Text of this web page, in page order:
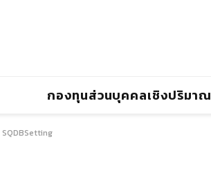
กองทุนส่วนบุคคลเชิงปริมาณ
SQDBSetting